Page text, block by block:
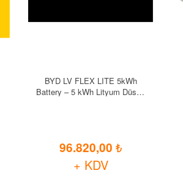
BYD LV FLEX LITE 5kWh
Battery – 5 kWh Lityum Düsük
96.820,00
+ KDV